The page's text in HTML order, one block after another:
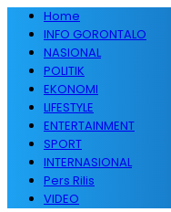
Home
INFO GORONTALO
NASIONAL
POLITIK
EKONOMI
LIFESTYLE
ENTERTAINMENT
SPORT
INTERNASIONAL
Pers Rilis
VIDEO